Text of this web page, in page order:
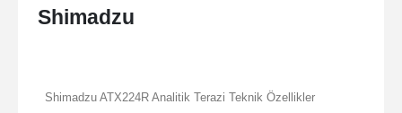
Shimadzu
Shimadzu ATX224R Analitik Terazi Teknik Özellikler